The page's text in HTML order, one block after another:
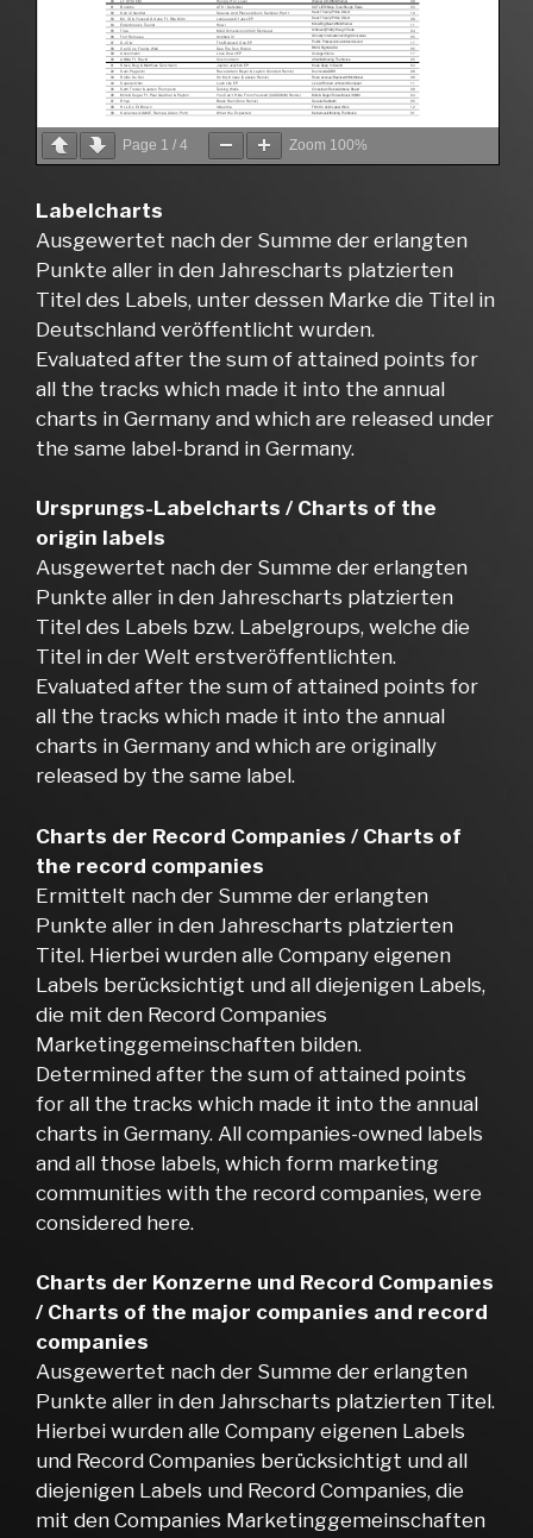
Page 1 / 4 Zoom 100%
Labelcharts
Ausgewertet nach der Summe der erlangten
Punkte aller in den Jahrescharts platzierten
Titel des Labels, unter dessen Marke die Titel in
Deutschland veröffentlicht wurden.
Evaluated after the sum of attained points for
all the tracks which made it into the annual
charts in Germany and which are released under
the same label-brand in Germany.
Ursprungs-Labelcharts / Charts of the
origin labels
Ausgewertet nach der Summe der erlangten
Punkte aller in den Jahrescharts platzierten
Titel des Labels bzw. Labelgroups, welche die
Titel in der Welt erstveröffentlichten.
Evaluated after the sum of attained points for
all the tracks which made it into the annual
charts in Germany and which are originally
released by the same label.
Charts der Record Companies / Charts of
the record companies
Ermittelt nach der Summe der erlangten
Punkte aller in den Jahrescharts platzierten
Titel. Hierbei wurden alle Company eigenen
Labels berücksichtigt und all diejenigen Labels,
die mit den Record Companies
Marketinggemeinschaften bilden.
Determined after the sum of attained points
for all the tracks which made it into the annual
charts in Germany. All companies-owned labels
and all those labels, which form marketing
communities with the record companies, were
considered here.
Charts der Konzerne und Record Companies
/ Charts of the major companies and record
companies
Ausgewertet nach der Summe der erlangten
Punkte aller in den Jahrscharts platzierten Titel.
Hierbei wurden alle Company eigenen Labels
und Record Companies berücksichtigt und all
diejenigen Labels und Record Companies, die
mit den Companies Marketinggemeinschaften